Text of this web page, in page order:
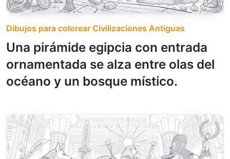
Dibujos para colorear Civilizaciones Antiguas
Una pirámide egipcia con entrada
ornamentada se alza entre olas del
océano y un bosque místico.